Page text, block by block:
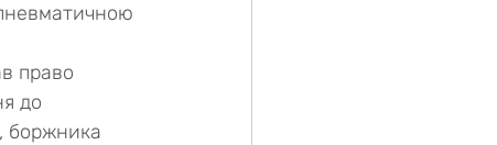
право
до
боржника